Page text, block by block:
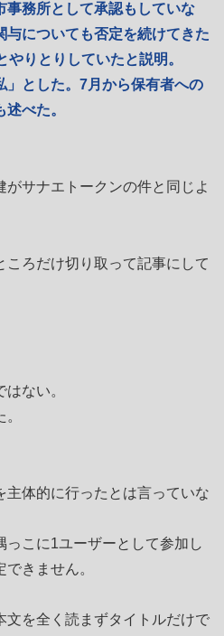
務所として承認もしていな
与についても否定を続けてきた
りとりしていたと説明。
」とした。7月から保有者への
べた。
サナエトークンの件と同じよ
ろだけ切り取って記事にして
ない。
主体的に行ったとは言っていな
こに1ユーザーとして参加し
きません。
文を全く読まずタイトルだけで